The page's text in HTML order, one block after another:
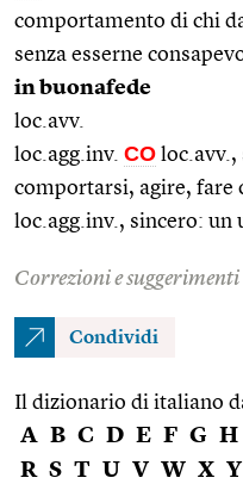
comportamento di chi
senza esserne
in buonafede
loc.avv.
loc.agg.inv. CO loc.avv.,
comportarsi, agire, fare
loc.agg.inv., sincero: un
Correzioni e suggerimenti
Condividi
Il dizionario di italiano
A B C D E F G H
R S T U V W X Y